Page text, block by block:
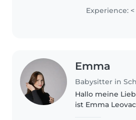
Ich liebe es,
verbringen und
angefangen zu
Experience: <
Emma
Babysitter in
Hallo meine
ist Emma